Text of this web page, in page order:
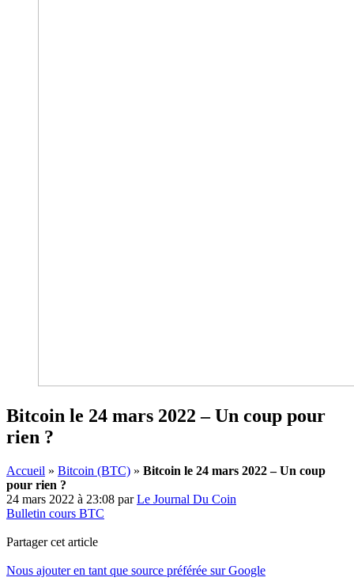
Bitcoin le 24 mars 2022 – Un coup pour
rien ?
Accueil » Bitcoin (BTC) » Bitcoin le 24 mars 2022 – Un coup
pour rien ?
24 mars 2022 à 23:08 parLe Journal Du Coin
Bulletin cours BTC
Partager cet article
Nous ajouter en tant que source préférée sur Google